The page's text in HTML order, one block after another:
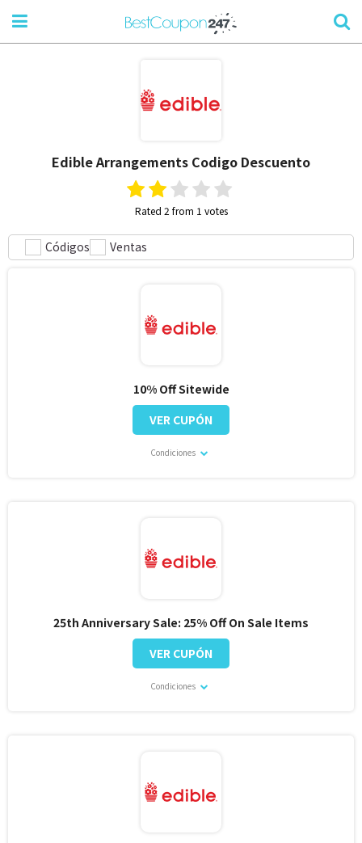
Edible Arrangements Codigo Descuento
Rated 2 from 1 votes
Códigos Ventas
10% Off Sitewide
Condiciones
VER CUPÓN
25th Anniversary Sale: 25% Off On Sale Items
Condiciones
VER CUPÓN